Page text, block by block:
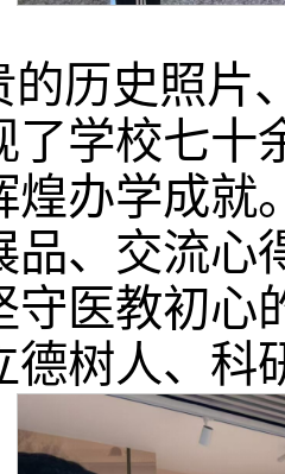
的历史照片
了学校七十
煌办学成就
品、交流心
守医教初心
德树人、科